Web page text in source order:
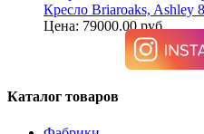
Кресло Briaroaks, Ashley
Цена: 79000.00 руб.
Каталог товаров